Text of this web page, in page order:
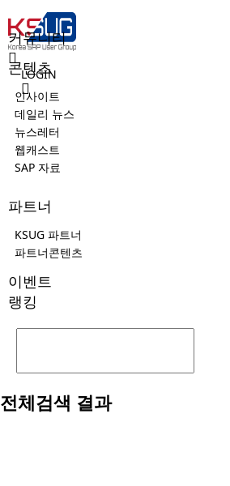
LOGIN
커뮤니티
콘텐츠
인사이트
데일리 뉴스
뉴스레터
웹캐스트
SAP 자료
파트너
KSUG 파트너
파트너콘텐츠
이벤트
랭킹
전체검색 결과